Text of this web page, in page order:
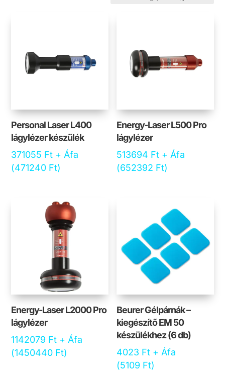
Personal Laser L400
lágylézer készülék
371055 Ft + Áfa
(471240 Ft)
Energy-Laser L500 Pro
lágylézer
513694 Ft + Áfa
(652392 Ft)
Energy-Laser L2000 Pro
lágylézer
1142079 Ft + Áfa
(1450440 Ft)
Beurer Gélpárnák –
kiegészítő EM 50
készülékhez (6 db)
4023 Ft + Áfa
(5109 Ft)